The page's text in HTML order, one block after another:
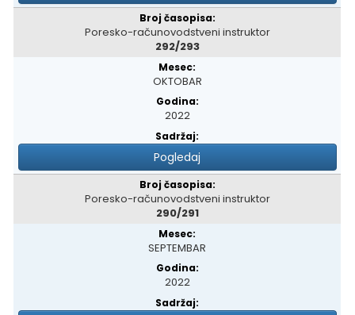
Poresko-računovodstveni instruktor
292/293
OKTOBAR
2022
Pogledaj
Poresko-računovodstveni instruktor
290/291
SEPTEMBAR
2022